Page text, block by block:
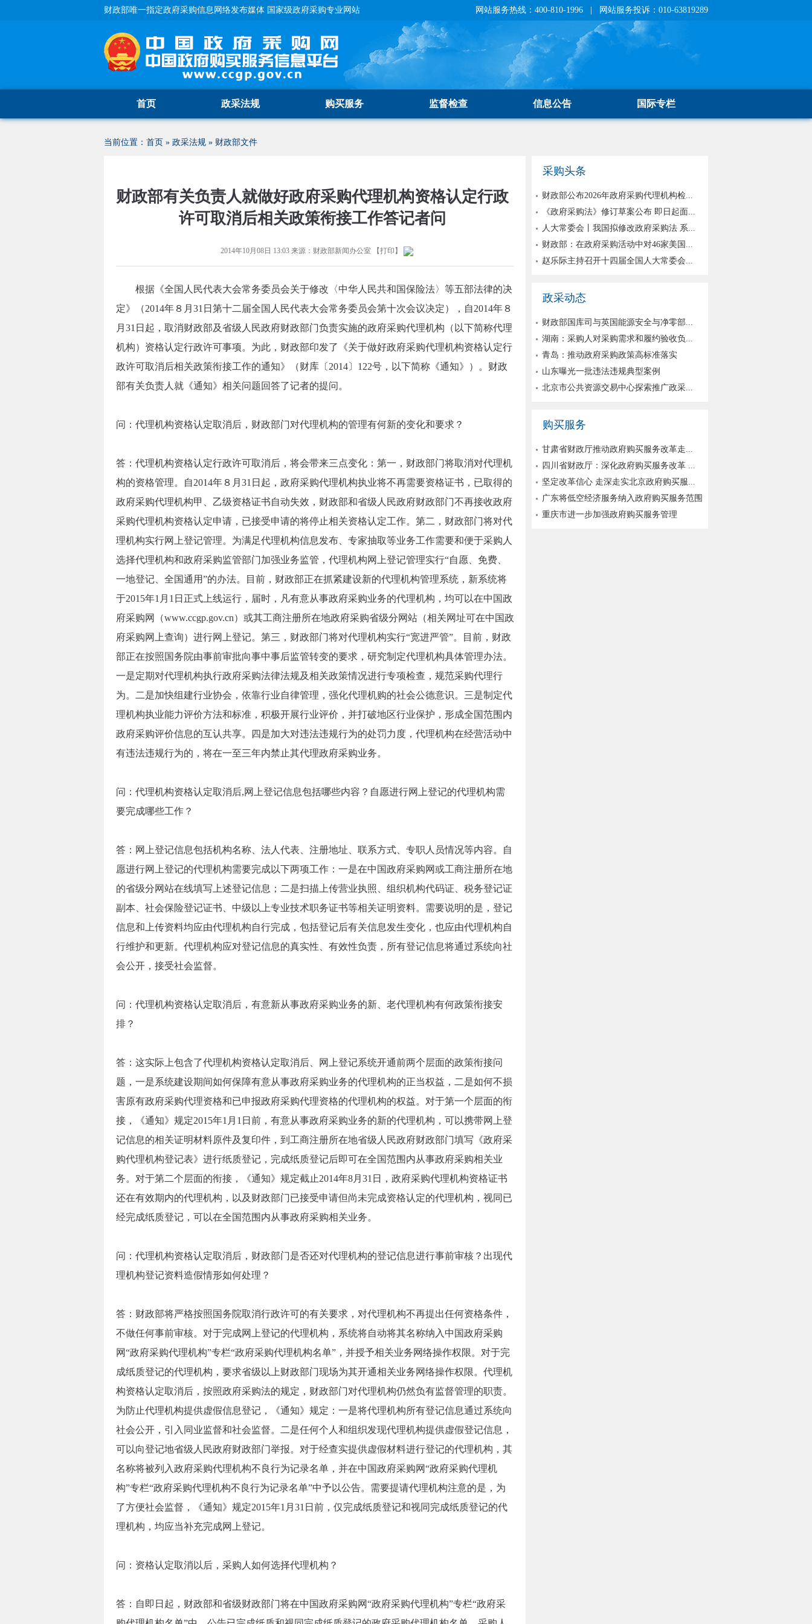
财政部唯一指定政府采购信息网络发布媒体 国家级政府采购专业网站 网站服务热线：400-810-1996 | 网站服务投诉：010-63819289
首页 政采法规 购买服务 监督检查 信息公告 国际专栏
当前位置： 首页 » 政采法规 » 财政部文件
财政部有关负责人就做好政府采购代理机构资格认定行政
许可取消后相关政策衔接工作答记者问
2014年10月08日 13:03来源： 财政部新闻办公室【打印 】
根据《全国人民代表大会常务委员会关于修改〈中华人民共和国保险法〉等五部法律的决
定》（2014年８月31日第十二届全国人民代表大会常务委员会第十次会议决定），自2014年８
月31日起，取消财政部及省级人民政府财政部门负责实施的政府采购代理机构（以下简称代理
机构）资格认定行政许可事项。为此，财政部印发了《关于做好政府采购代理机构资格认定行
政许可取消后相关政策衔接工作的通知》（财库〔2014〕122号，以下简称《通知》）。财政
部有关负责人就《通知》相关问题回答了记者的提问。
问：代理机构资格认定取消后，财政部门对代理机构的管理有何新的变化和要求？
答：代理机构资格认定行政许可取消后，将会带来三点变化：第一，财政部门将取消对代理机
构的资格管理。自2014年８月31日起，政府采购代理机构执业将不再需要资格证书，已取得的
政府采购代理机构甲、乙级资格证书自动失效，财政部和省级人民政府财政部门不再接收政府
采购代理机构资格认定申请，已接受申请的将停止相关资格认定工作。第二，财政部门将对代
理机构实行网上登记管理。为满足代理机构信息发布、专家抽取等业务工作需要和便于采购人
选择代理机构和政府采购监管部门加强业务监管，代理机构网上登记管理实行“自愿、免费、
一地登记、全国通用”的办法。目前，财政部正在抓紧建设新的代理机构管理系统，新系统将
于2015年1月1日正式上线运行，届时，凡有意从事政府采购业务的代理机构，均可以在中国政
府采购网（www.ccgp.gov.cn）或其工商注册所在地政府采购省级分网站（相关网址可在中国政
府采购网上查询）进行网上登记。第三，财政部门将对代理机构实行“宽进严管”。目前，财政
部正在按照国务院由事前审批向事中事后监管转变的要求，研究制定代理机构具体管理办法。
一是定期对代理机构执行政府采购法律法规及相关政策情况进行专项检查，规范采购代理行
为。二是加快组建行业协会，依靠行业自律管理，强化代理机购的社会公德意识。三是制定代
理机构执业能力评价方法和标准，积极开展行业评价，并打破地区行业保护，形成全国范围内
政府采购评价信息的互认共享。四是加大对违法违规行为的处罚力度，代理机构在经营活动中
有违法违规行为的，将在一至三年内禁止其代理政府采购业务。
问：代理机构资格认定取消后,网上登记信息包括哪些内容？自愿进行网上登记的代理机构需
要完成哪些工作？
答：网上登记信息包括机构名称、法人代表、注册地址、联系方式、专职人员情况等内容。自
愿进行网上登记的代理机构需要完成以下两项工作：一是在中国政府采购网或工商注册所在地
的省级分网站在线填写上述登记信息；二是扫描上传营业执照、组织机构代码证、税务登记证
副本、社会保险登记证书、中级以上专业技术职务证书等相关证明资料。需要说明的是，登记
信息和上传资料均应由代理机构自行完成，包括登记后有关信息发生变化，也应由代理机构自
行维护和更新。代理机构应对登记信息的真实性、有效性负责，所有登记信息将通过系统向社
会公开，接受社会监督。
问：代理机构资格认定取消后，有意新从事政府采购业务的新、老代理机构有何政策衔接安
排？
答：这实际上包含了代理机构资格认定取消后、网上登记系统开通前两个层面的政策衔接问
题，一是系统建设期间如何保障有意从事政府采购业务的代理机构的正当权益，二是如何不损
害原有政府采购代理资格和已申报政府采购代理资格的代理机构的权益。对于第一个层面的衔
接，《通知》规定2015年1月1日前，有意从事政府采购业务的新的代理机构，可以携带网上登
记信息的相关证明材料原件及复印件，到工商注册所在地省级人民政府财政部门填写《政府采
购代理机构登记表》进行纸质登记，完成纸质登记后即可在全国范围内从事政府采购相关业
务。对于第二个层面的衔接，《通知》规定截止2014年8月31日，政府采购代理机构资格证书
还在有效期内的代理机构，以及财政部门已接受申请但尚未完成资格认定的代理机构，视同已
经完成纸质登记，可以在全国范围内从事政府采购相关业务。
问：代理机构资格认定取消后，财政部门是否还对代理机构的登记信息进行事前审核？出现代
理机构登记资料造假情形如何处理？
答：财政部将严格按照国务院取消行政许可的有关要求，对代理机构不再提出任何资格条件，
不做任何事前审核。对于完成网上登记的代理机构，系统将自动将其名称纳入中国政府采购
网“政府采购代理机构”专栏“政府采购代理机构名单”，并授予相关业务网络操作权限。对于完
成纸质登记的代理机构，要求省级以上财政部门现场为其开通相关业务网络操作权限。代理机
构资格认定取消后，按照政府采购法的规定，财政部门对代理机构仍然负有监督管理的职责。
为防止代理机构提供虚假信息登记，《通知》规定：一是将代理机构所有登记信息通过系统向
社会公开，引入同业监督和社会监督。二是任何个人和组织发现代理机构提供虚假登记信息，
可以向登记地省级人民政府财政部门举报。对于经查实提供虚假材料进行登记的代理机构，其
名称将被列入政府采购代理机构不良行为记录名单，并在中国政府采购网“政府采购代理机
构”专栏“政府采购代理机构不良行为记录名单”中予以公告。需要提请代理机构注意的是，为
了方便社会监督，《通知》规定2015年1月31日前，仅完成纸质登记和视同完成纸质登记的代
理机构，均应当补充完成网上登记。
问：资格认定取消以后，采购人如何选择代理机构？
答：自即日起，财政部和省级财政部门将在中国政府采购网“政府采购代理机构”专栏“政府采
采购头条
财政部公布2026年政府采购代理机构检...
《政府采购法》修订草案公布 即日起面...
人大常委会丨我国拟修改政府采购法 系...
财政部：在政府采购活动中对46家美国...
赵乐际主持召开十四届全国人大常委会...
政采动态
财政部国库司与英国能源安全与净零部...
湖南：采购人对采购需求和履约验收负...
青岛：推动政府采购政策高标准落实
山东曝光一批违法违规典型案例
北京市公共资源交易中心探索推广政采...
购买服务
甘肃省财政厅推动政府购买服务改革走...
四川省财政厅：深化政府购买服务改革 ...
坚定改革信心 走深走实北京政府购买服...
广东将低空经济服务纳入政府购买服务范围
重庆市进一步加强政府购买服务管理